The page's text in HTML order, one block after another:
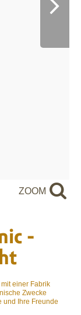
ZOOM
-
einer Fabrik
Zwecke
und Ihre Freunde